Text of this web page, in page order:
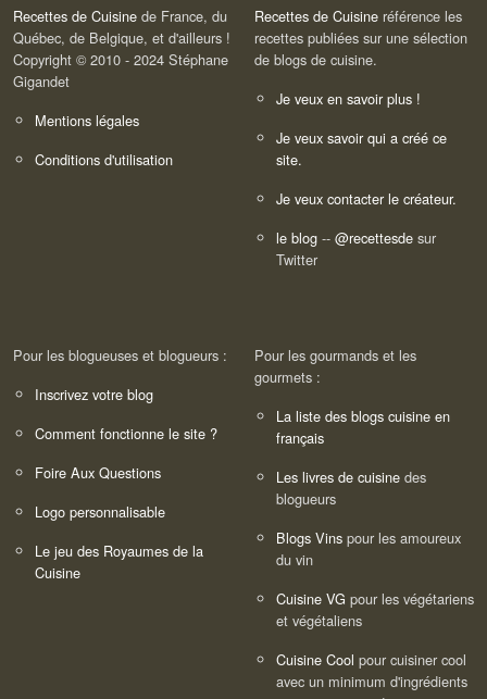
Recettes de Cuisine de France, du
Québec, de Belgique, et d'ailleurs !
Copyright © 2010 - 2024 Stéphane
Gigandet
Mentions légales
Conditions d'utilisation
Recettes de Cuisine référence les
recettes publiées sur une sélection
de blogs de cuisine.
Je veux en savoir plus !
Je veux savoir qui a créé ce
site.
Je veux contacter le créateur.
le blog -- @recettesde sur
Twitter
Pour les blogueuses et blogueurs :
Inscrivez votre blog
Comment fonctionne le site ?
Foire Aux Questions
Logo personnalisable
Le jeu des Royaumes de la
Cuisine
Pour les gourmands et les
gourmets :
La liste des blogs cuisine en
français
Les livres de cuisine des
blogueurs
Blogs Vins pour les amoureux
du vin
Cuisine VG pour les végétariens
et végétaliens
Cuisine Cool pour cuisiner cool
avec un minimum d'ingrédients